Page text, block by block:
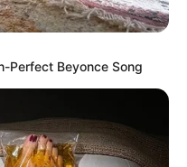
Perfect Beyonce Song